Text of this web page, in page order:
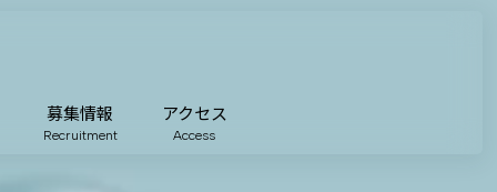
募集情報
Recruitment
アクセス
Access